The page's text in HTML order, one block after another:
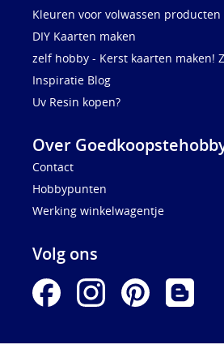
Kleuren voor volwassen producten
DIY Kaarten maken
zelf hobby - Kerst kaarten maken!
Inspiratie Blog
Uv Resin kopen?
Over
Contact
Hobbypunten
Werking winkelwagentje
Volg ons